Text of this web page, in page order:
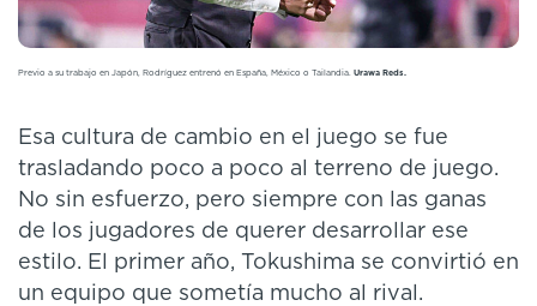
Previo a su trabajo en Japón, Rodríguez entrenó en España, México o Tailandia. Urawa Reds.
Esa cultura de cambio en el juego se fue
trasladando poco a poco al terreno de juego.
No sin esfuerzo, pero siempre con las ganas
de los jugadores de querer desarrollar ese
estilo. El primer año, Tokushima se convirtió en
un equipo que sometía mucho al rival.